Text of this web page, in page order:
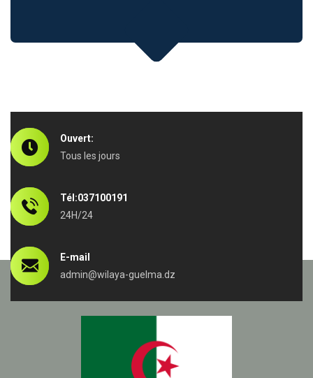
Ouvert:
Tous les jours
Tél:037100191
24H/24
E-mail
admin@wilaya-guelma.dz